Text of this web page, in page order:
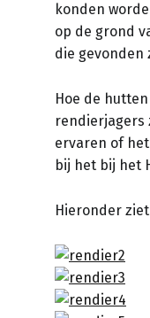
konden
op de grond
die gevonden
Hoe de
rendierjagers
ervaren of
bij het bij het
Hieronder